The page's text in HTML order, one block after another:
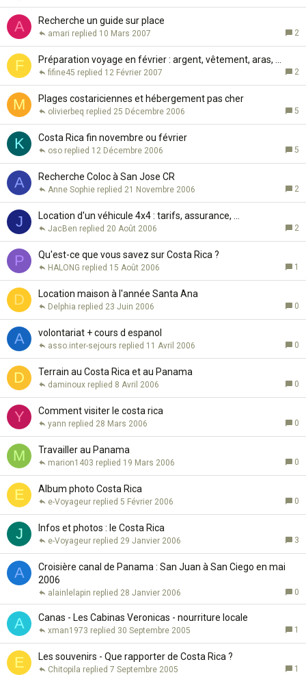
A Recherche un guide sur place
2
10 Mars 2007
amari
F Préparation voyage en février : argent, vêtement, aras, ...
2
12 Février 2007
fifine45
M Plages costariciennes et hébergement pas cher
5
25 Décembre 2006
olivierbeq
K Costa Rica fin novembre ou février
5
12 Décembre 2006
oso
A Recherche Coloc à San Jose CR
2
21 Novembre 2006
Anne Sophie
J Location d'un véhicule 4x4 : tarifs, assurance, ...
2
20 Août 2006
JacBen
P Qu'est-ce que vous savez sur Costa Rica ?
1
15 Août 2006
HALONG
D Location maison à l'année Santa Ana
0
23 Juin 2006
Delphia
A volontariat + cours d espanol
0
11 Avril 2006
asso.inter-sejours
D Terrain au Costa Rica et au Panama
0
8 Avril 2006
daminoux
Y Comment visiter le costa rica
0
28 Mars 2006
yann
M Travailler au Panama
0
19 Mars 2006
marion1403
E Album photo Costa Rica
0
5 Février 2006
e-Voyageur
J Infos et photos : le Costa Rica
3
29 Janvier 2006
e-Voyageur
A
Croisière canal de Panama : San Juan à San Ciego en mai
2006
0
28 Janvier 2006
alainlelapin
A Canas - Les Cabinas Veronicas - nourriture locale
1
30 Septembre 2005
xman1973
E Les souvenirs - Que rapporter de Costa Rica ?
1
7 Septembre 2005
Chitopila